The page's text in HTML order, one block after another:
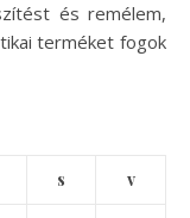
és remélem,
terméket fogok
s v